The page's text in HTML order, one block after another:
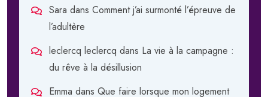
Sara dans Comment j’ai surmonté l’épreuve de
l’adultère
leclercq leclercq dans La vie à la campagne :
du rêve à la désillusion
Emma dans Que faire lorsque mon logement